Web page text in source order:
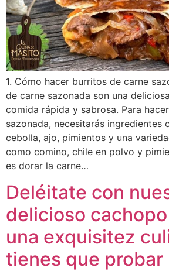
1. Cómo hacer burritos de carne
de carne sazonada son una
comida rápida y sabrosa. Para
sazonada, necesitarás ingredientes
cebolla, ajo, pimientos y una
como comino, chile en polvo y
es dorar la carne…
Deléitate con
delicioso
una exquisitez
tienes que probar